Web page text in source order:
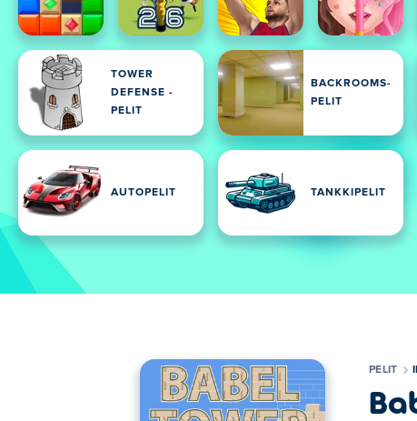
TOWER
DEFENSE -
PELIT
BACKROOMS-
PELIT
AUTOPELIT TANKKIPELIT
PELIT